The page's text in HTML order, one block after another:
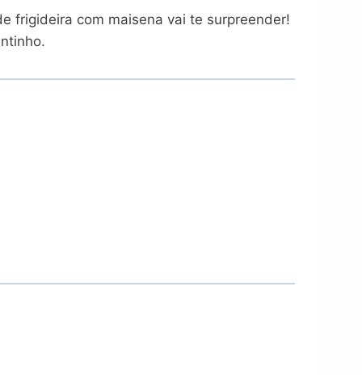
frigideira com maisena vai te surpreender!